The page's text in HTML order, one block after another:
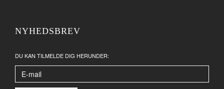
NYHEDSBREV
DU KAN TILMELDE DIG HERUNDER: